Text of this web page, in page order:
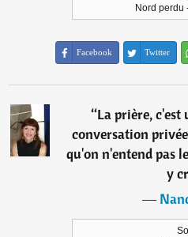
Nord perdu
Facebook Twitter
“La prière, c'est
conversation
qu'on n'entend pas
y
―